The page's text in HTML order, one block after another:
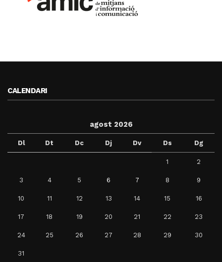
CALENDARI
agost 2026
Dl Dt Dc Dj Dv Ds Dg
1 2
3 4 5 6 7 8 9
10 11 12 13 14 15 16
17 18 19 20 21 22 23
24 25 26 27 28 29 30
31